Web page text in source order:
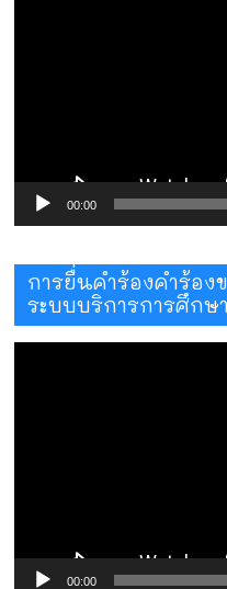
00:00
การยื่นคำร้องคำร้อง
ระบบบริการการศึกษา
00:00